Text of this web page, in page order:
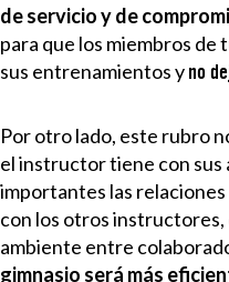
de servicio y de
para que los miembros de
sus entrenamientos yno
Por otro lado, este rubro
el instructor tiene con sus
importantes las
con los otros
ambiente entre
gimnasio será más